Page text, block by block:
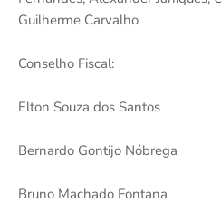
Guilherme Carvalho
Conselho Fiscal:
Elton Souza dos Santos
Bernardo Gontijo Nóbrega
Bruno Machado Fontana